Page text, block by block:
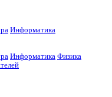
Информатика
Информатика Физика